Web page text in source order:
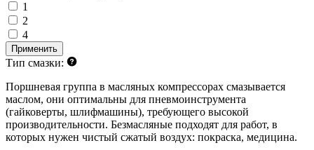
1
2
4
Применить
Тип смазки:
Поршневая группа в масляных компрессорах смазывается
маслом, они оптимальны для пневмоинструмента
(гайковерты, шлифмашины), требующего высокой
производительности. Безмасляные подходят для работ, в
которых нужен чистый сжатый воздух: покраска, медицина.